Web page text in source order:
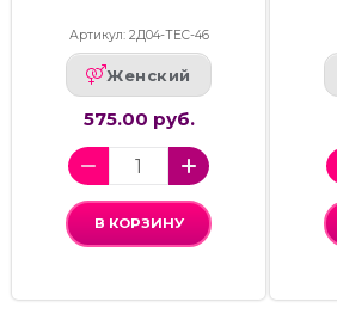
Артикул: 2Д04-ТЕС-46
Женский
575.00 руб.
В КОРЗИНУ